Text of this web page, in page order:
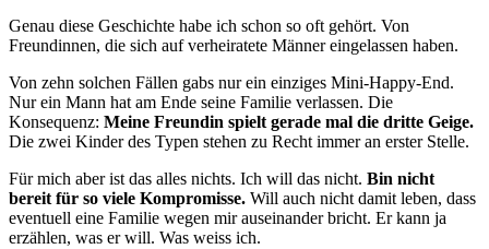
Genau diese Geschichte habe ich schon so oft gehört. Von
Freundinnen, die sich auf verheiratete Männer eingelassen haben.
Von zehn solchen Fällen gabs nur ein einziges Mini-Happy-End.
Nur ein Mann hat am Ende seine Familie verlassen. Die
Konsequenz: Meine Freundin spielt gerade mal die dritte Geige.
Die zwei Kinder des Typen stehen zu Recht immer an erster Stelle.
Für mich aber ist das alles nichts. Ich will das nicht. Bin nicht
bereit für so viele Kompromisse. Will auch nicht damit leben, dass
eventuell eine Familie wegen mir auseinander bricht. Er kann ja
erzählen, was er will. Was weiss ich.